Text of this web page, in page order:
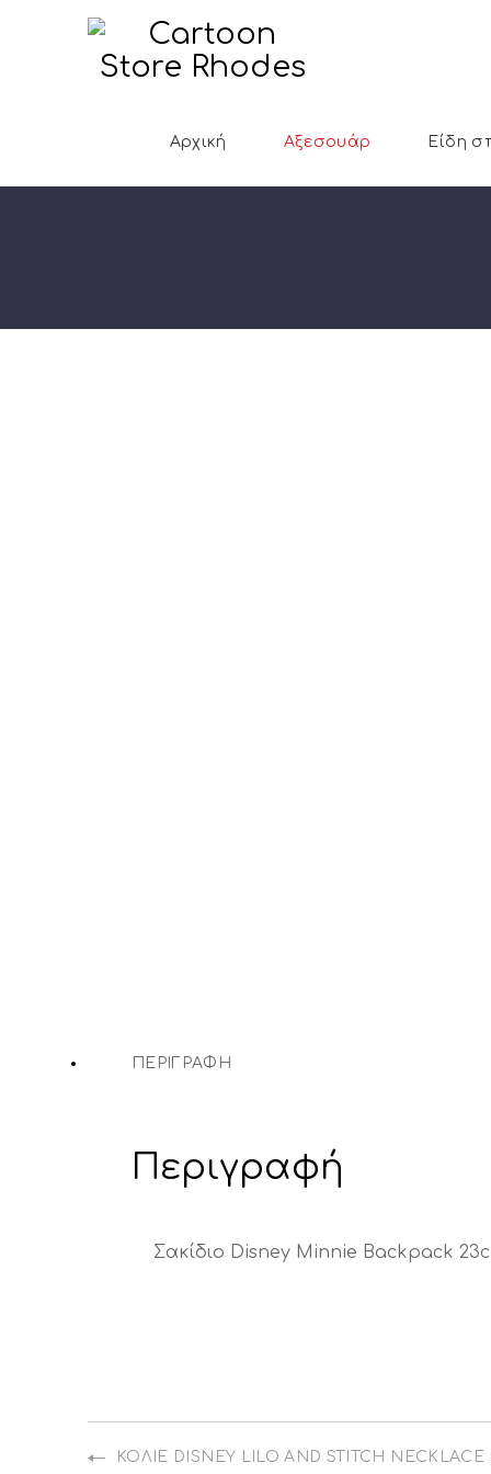
Αρχική
Αξεσουάρ Είδη
ΠΕΡΙΓΡΑΦΉ
Περιγραφή
Σακίδιο Disney Minnie Backpack
ΚΟΛΙΈ DISNEY LILO AND STITCH NECKLACE